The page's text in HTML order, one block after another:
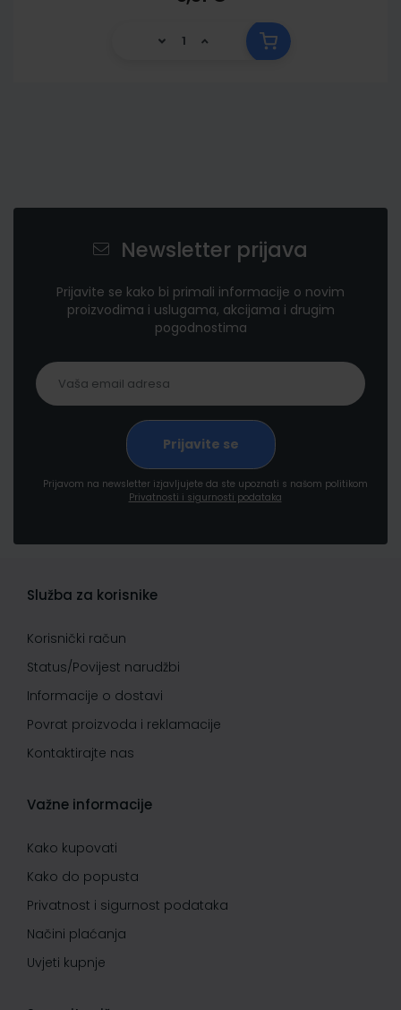
Newsletter prijava
Prijavite se kako bi primali informacije o novim
proizvodima i uslugama, akcijama i drugim
pogodnostima
Prijavom na newsletter izjavljujete da ste upoznati s našom politikom
Privatnosti i sigurnosti podataka
Služba za korisnike
Korisnički račun
Status/Povijest narudžbi
Informacije o dostavi
Povrat proizvoda i reklamacije
Kontaktirajte nas
Važne informacije
Kako kupovati
Kako do popusta
Privatnost i sigurnost podataka
Načini plaćanja
Uvjeti kupnje